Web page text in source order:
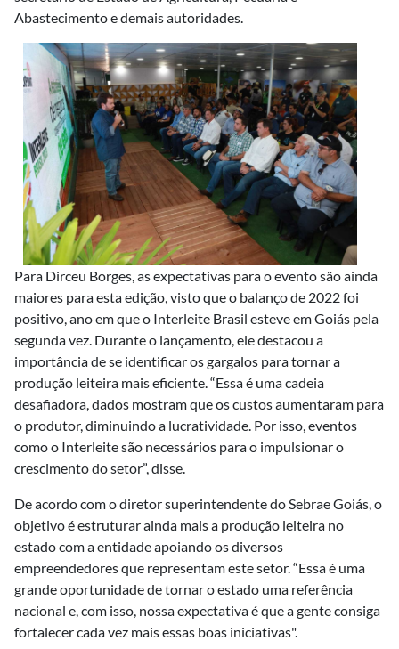
Abastecimento e demais autoridades.
Para Dirceu Borges, as expectativas para o evento são ainda
maiores para esta edição, visto que o balanço de 2022 foi
positivo, ano em que o Interleite Brasil esteve em Goiás pela
segunda vez. Durante o lançamento, ele destacou a
importância de se identificar os gargalos para tornar a
produção leiteira mais eficiente. “Essa é uma cadeia
desafiadora, dados mostram que os custos aumentaram para
o produtor, diminuindo a lucratividade. Por isso, eventos
como o Interleite são necessários para o impulsionar o
crescimento do setor”, disse.
De acordo com o diretor superintendente do Sebrae Goiás, o
objetivo é estruturar ainda mais a produção leiteira no
estado com a entidade apoiando os diversos
empreendedores que representam este setor. “Essa é uma
grande oportunidade de tornar o estado uma referência
nacional e, com isso, nossa expectativa é que a gente consiga
fortalecer cada vez mais essas boas iniciativas".